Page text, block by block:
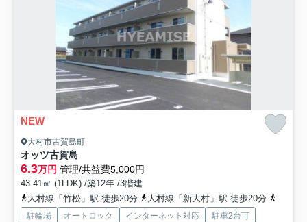
NEW
大村市古賀島町
オッツ古賀島
6.3万円 管理/共益費5,000円
43.41㎡ (1LDK) /築12年 /3階建
大村線「竹松」駅 徒歩20分
大村線「新大村」駅 徒歩20分
駐輪場 オートロック インターネット対応
駐車2台可